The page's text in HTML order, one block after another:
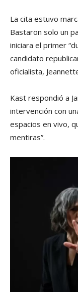
La cita estuvo
Bastaron solo un
iniciara el primer
candidato
oficialista,
Kast respondió a
intervención con
espacios en vivo,
mentiras”.